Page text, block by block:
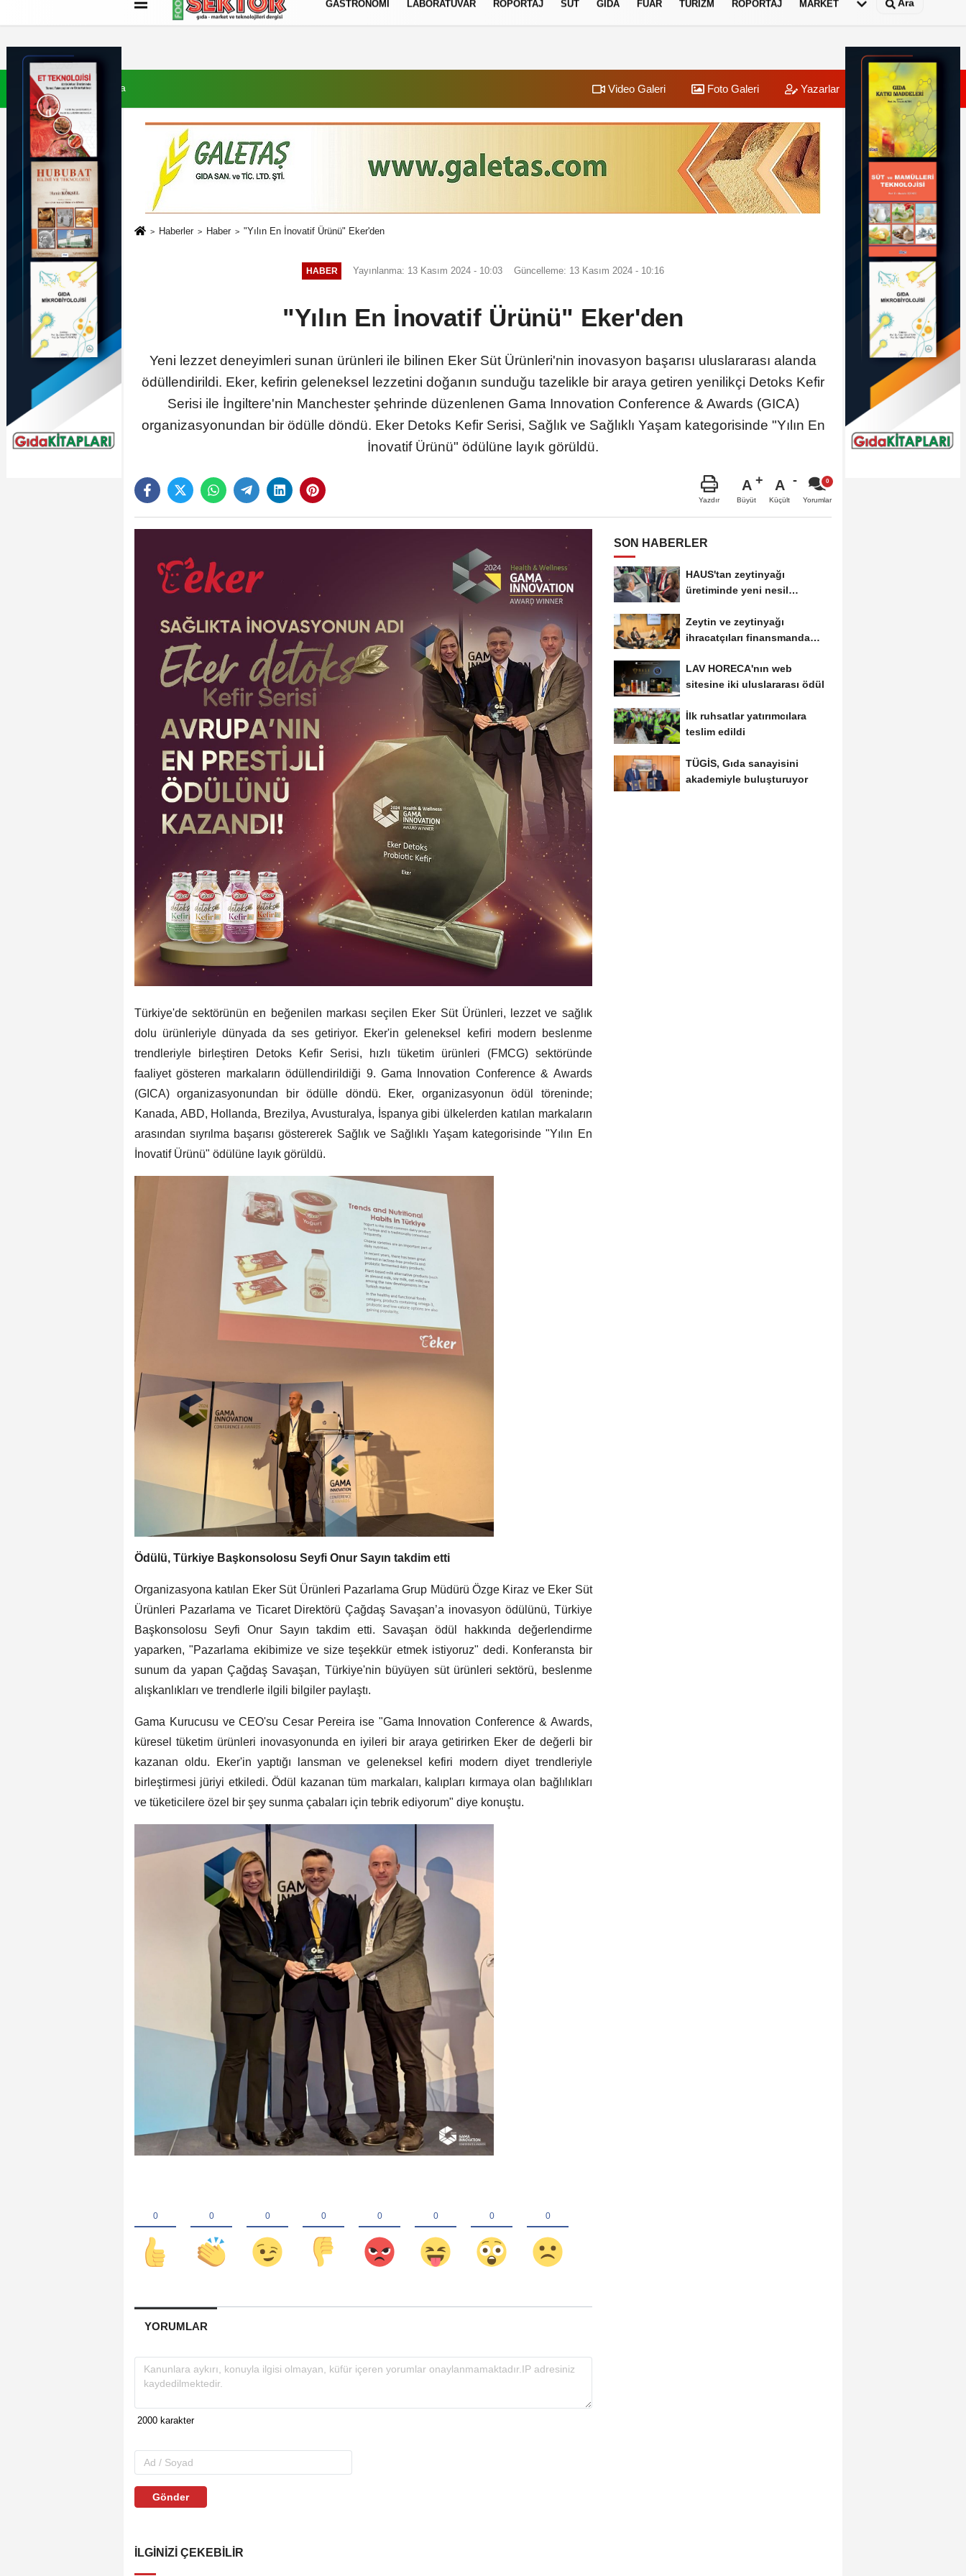
İletişim Çerez Politikası
GASTRONOMI LABORATUVAR RÖPORTAJ SÜT GIDA FUAR TURIZM RÖPORTAJ MARKET Ara
7 Ağustos 2026, Cuma Video Galeri Foto Galeri Yazarlar Üye Paneli
Haberler Haber "Yılın En İnovatif Ürünü" Eker'den
HABER Yayınlanma: 13 Kasım 2024 - 10:03 Güncelleme: 13 Kasım 2024 - 10:16
"Yılın En İnovatif Ürünü" Eker'den
Yeni lezzet deneyimleri sunan ürünleri ile bilinen Eker Süt Ürünleri'nin inovasyon başarısı uluslararası alanda
ödüllendirildi. Eker, kefirin geleneksel lezzetini doğanın sunduğu tazelikle bir araya getiren yenilikçi Detoks Kefir
Serisi ile İngiltere'nin Manchester şehrinde düzenlenen Gama Innovation Conference & Awards (GICA)
organizasyonundan bir ödülle döndü. Eker Detoks Kefir Serisi, Sağlık ve Sağlıklı Yaşam kategorisinde "Yılın En
İnovatif Ürünü" ödülüne layık görüldü.
Yazdır
A
Büyüt
A
Küçült Yorumlar
Türkiye'de sektörünün en beğenilen markası seçilen Eker Süt Ürünleri, lezzet ve sağlık
dolu ürünleriyle dünyada da ses getiriyor. Eker'in geleneksel kefiri modern beslenme
trendleriyle birleştiren Detoks Kefir Serisi, hızlı tüketim ürünleri (FMCG) sektöründe
faaliyet gösteren markaların ödüllendirildiği 9. Gama Innovation Conference & Awards
(GICA) organizasyonundan bir ödülle döndü. Eker, organizasyonun ödül töreninde;
Kanada, ABD, Hollanda, Brezilya, Avusturalya, İspanya gibi ülkelerden katılan markaların
arasından sıyrılma başarısı göstererek Sağlık ve Sağlıklı Yaşam kategorisinde "Yılın En
İnovatif Ürünü" ödülüne layık görüldü.
Ödülü, Türkiye Başkonsolosu Seyfi Onur Sayın takdim etti
Organizasyona katılan Eker Süt Ürünleri Pazarlama Grup Müdürü Özge Kiraz ve Eker Süt
Ürünleri Pazarlama ve Ticaret Direktörü Çağdaş Savaşan’a inovasyon ödülünü, Türkiye
Başkonsolosu Seyfi Onur Sayın takdim etti. Savaşan ödül hakkında değerlendirme
yaparken, "Pazarlama ekibimize ve size teşekkür etmek istiyoruz" dedi. Konferansta bir
sunum da yapan Çağdaş Savaşan, Türkiye'nin büyüyen süt ürünleri sektörü, beslenme
alışkanlıkları ve trendlerle ilgili bilgiler paylaştı.
Gama Kurucusu ve CEO'su Cesar Pereira ise "Gama Innovation Conference & Awards,
küresel tüketim ürünleri inovasyonunda en iyileri bir araya getirirken Eker de değerli bir
kazanan oldu. Eker'in yaptığı lansman ve geleneksel kefiri modern diyet trendleriyle
birleştirmesi jüriyi etkiledi. Ödül kazanan tüm markaları, kalıpları kırmaya olan bağlılıkları
ve tüketicilere özel bir şey sunma çabaları için tebrik ediyorum" diye konuştu.
YORUMLAR
Gönder
İLGINIZI ÇEKEBILIR
SON HABERLER
HAUS'tan zeytinyağı
üretiminde yeni nesil
Zeytin ve zeytinyağı
ihracatçıları finansmanda
LAV HORECA'nın web
sitesine iki uluslararası ödül
İlk ruhsatlar yatırımcılara
teslim edildi
TÜGİS, Gıda sanayisini
akademiyle buluşturuyor